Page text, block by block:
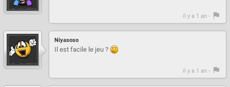
il y a 1 an -
Niyasoso
Il est facile le jeu ?
il y a 1 an -